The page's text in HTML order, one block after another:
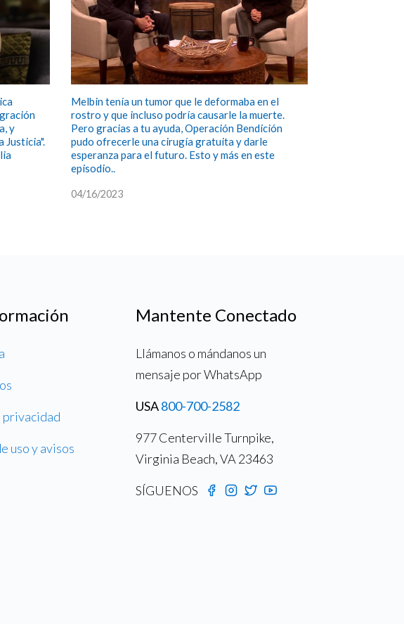
y
Justicia".
Melbin tenía un tumor que le deformaba en el
rostro y que incluso podría causarle la muerte.
Pero gracias a tu ayuda, Operación Bendición
pudo ofrecerle una cirugía gratuita y darle
esperanza para el futuro. Esto y más en este
episodio..
04/16/2023
privacidad
uso y avisos
Mantente Conectado
Llámanos o mándanos un
mensaje por WhatsApp
USA800-700-2582
977 Centerville Turnpike,
Virginia Beach, VA 23463
SÍGUENOS